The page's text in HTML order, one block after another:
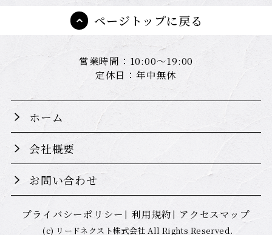
ページトップに戻る
営業時間：10:00～19:00
定休日：年中無休
ホーム
会社概要
お問い合わせ
プライバシーポリシー 利用規約 アクセスマップ
(c) リードネクスト株式会社 All Rights Reserved.